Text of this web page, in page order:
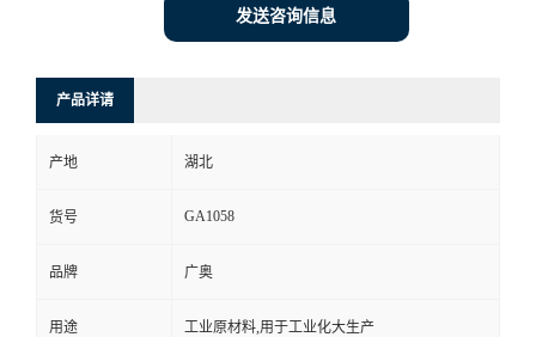
发送咨询信息
产品详请
产地 湖北
货号 GA1058
品牌 广奥
用途 工业原材料,用于工业化大生产